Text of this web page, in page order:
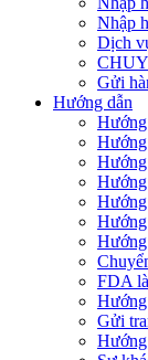
Nhập
Dịch
Gửi
Hướng dẫn
Hướng
Hướng
Hướng
FDA
Hướng
Gửi